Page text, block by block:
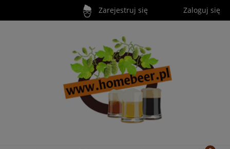
Zarejestruj się Zaloguj się